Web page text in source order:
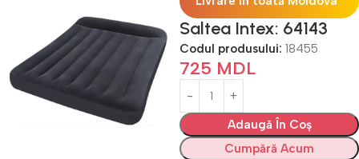
Saltea Intex: 64143
Codul produsului: 18455
725 MDL
Adaugă În Coș
Cumpără Acum